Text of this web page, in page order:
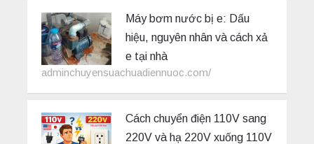
Máy bơm nước bị e: Dấu
hiệu, nguyên nhân và cách xả
e tại nhà
adminchuyensuachuadiennuoc.com/
Cách chuyển điện 110V sang
220V và hạ 220V xuống 110V